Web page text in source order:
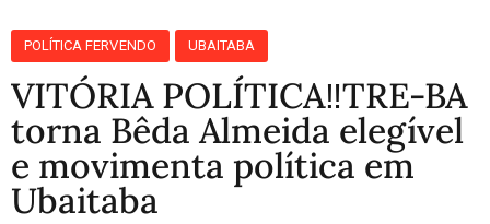
POLÍTICA FERVENDO UBAITABA
VITÓRIA POLÍTICA‼️TRE-BA
torna Bêda Almeida elegível
e movimenta política em
Ubaitaba